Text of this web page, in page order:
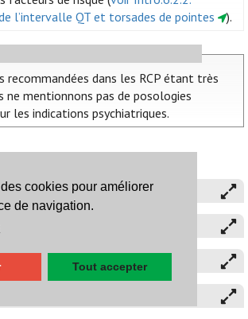
cookies pour améliorer
de navigation.
Tout accepter
l’intervalle QT et torsades de pointes
).
recommandées dans les RCP étant très
ne mentionnons pas de posologies
les indications psychiatriques.